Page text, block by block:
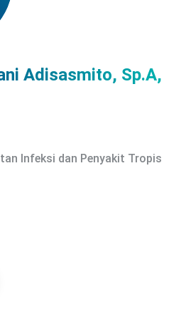
Adisasmito, Sp.A,
Infeksi dan Penyakit Tropis